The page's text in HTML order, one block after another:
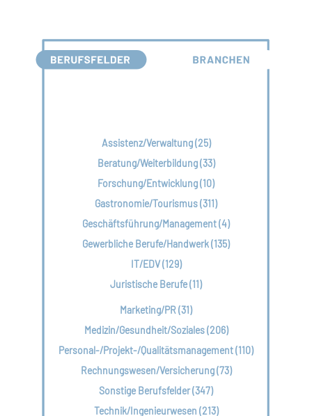
Assistenz/Verwaltung (25)
Beratung/Weiterbildung (33)
Forschung/Entwicklung (10)
Gastronomie/Tourismus (311)
Geschäftsführung/Management (4)
Gewerbliche Berufe/Handwerk (135)
IT/EDV (129)
Juristische Berufe (11)
Marketing/PR (31)
Medizin/Gesundheit/Soziales (206)
Personal-/Projekt-/Qualitätsmanagement (110)
Rechnungswesen/Versicherung (73)
Sonstige Berufsfelder (347)
Technik/Ingenieurwesen (213)